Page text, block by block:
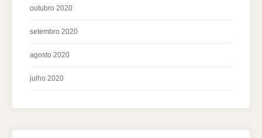
outubro 2020
setembro 2020
agosto 2020
julho 2020